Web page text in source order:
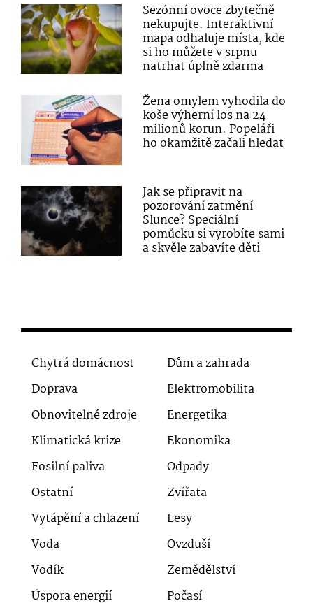
Sezónní ovoce zbytečně
nekupujte. Interaktivní
mapa odhaluje místa, kde
si ho můžete v srpnu
natrhat úplně zdarma
Žena omylem vyhodila do
koše výherní los na 24
milionů korun. Popeláři
ho okamžitě začali hledat
Jak se připravit na
pozorování zatmění
Slunce? Speciální
pomůcku si vyrobíte sami
a skvěle zabavíte děti
Chytrá domácnost
Dům a zahrada
Doprava
Elektromobilita
Obnovitelné zdroje
Energetika
Klimatická krize
Ekonomika
Fosilní paliva
Odpady
Ostatní
Zvířata
Vytápění a chlazení
Lesy
Voda
Ovzduší
Vodík
Zemědělství
Úspora energií
Počasí